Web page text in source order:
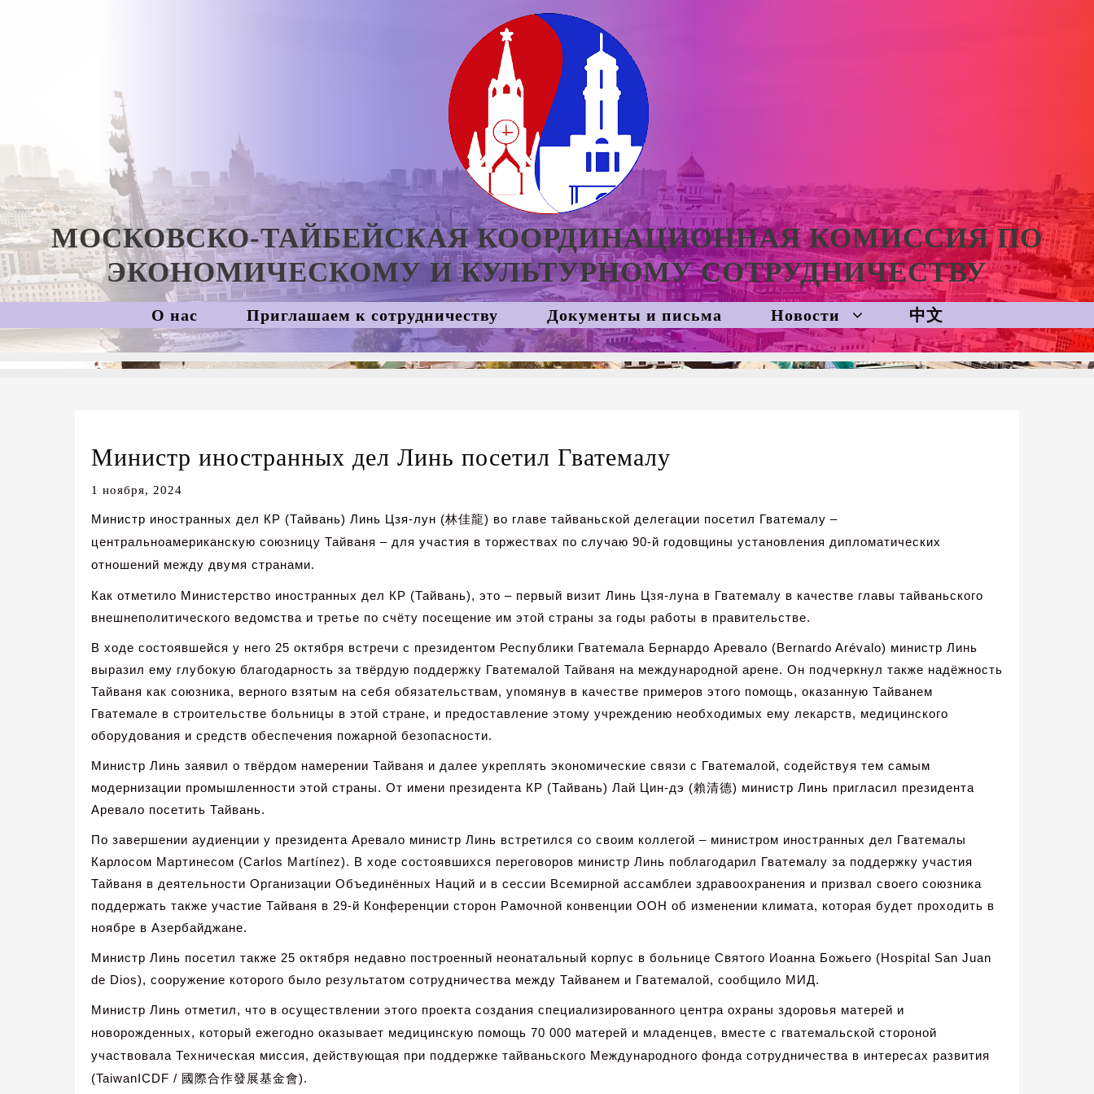
МОСКОВСКО-ТАЙБЕЙСКАЯ КООРДИНАЦИОННАЯ КОМИССИЯ ПО
ЭКОНОМИЧЕСКОМУ И КУЛЬТУРНОМУ СОТРУДНИЧЕСТВУ
О нас Приглашаем к сотрудничеству Документы и письма Новости 中文
Министр иностранных дел Линь посетил Гватемалу
1 ноября, 2024
Министр иностранных дел КР (Тайвань) Линь Цзя-лун (林佳龍) во главе тайваньской делегации посетил Гватемалу –
центральноамериканскую союзницу Тайваня – для участия в торжествах по случаю 90-й годовщины установления дипломатических
отношений между двумя странами.
Как отметило Министерство иностранных дел КР (Тайвань), это – первый визит Линь Цзя-луна в Гватемалу в качестве главы тайваньского
внешнеполитического ведомства и третье по счёту посещение им этой страны за годы работы в правительстве.
В ходе состоявшейся у него 25 октября встречи с президентом Республики Гватемала Бернардо Аревало (Bernardo Arévalo) министр Линь
выразил ему глубокую благодарность за твёрдую поддержку Гватемалой Тайваня на международной арене. Он подчеркнул также надёжность
Тайваня как союзника, верного взятым на себя обязательствам, упомянув в качестве примеров этого помощь, оказанную Тайванем
Гватемале в строительстве больницы в этой стране, и предоставление этому учреждению необходимых ему лекарств, медицинского
оборудования и средств обеспечения пожарной безопасности.
Министр Линь заявил о твёрдом намерении Тайваня и далее укреплять экономические связи с Гватемалой, содействуя тем самым
модернизации промышленности этой страны. От имени президента КР (Тайвань) Лай Цин-дэ (賴清德) министр Линь пригласил президента
Аревало посетить Тайвань.
По завершении аудиенции у президента Аревало министр Линь встретился со своим коллегой – министром иностранных дел Гватемалы
Карлосом Мартинесом (Carlos Martínez). В ходе состоявшихся переговоров министр Линь поблагодарил Гватемалу за поддержку участия
Тайваня в деятельности Организации Объединённых Наций и в сессии Всемирной ассамблеи здравоохранения и призвал своего союзника
поддержать также участие Тайваня в 29-й Конференции сторон Рамочной конвенции ООН об изменении климата, которая будет проходить в
ноябре в Азербайджане.
Министр Линь посетил также 25 октября недавно построенный неонатальный корпус в больнице Святого Иоанна Божьего (Hospital San Juan
de Dios), сооружение которого было результатом сотрудничества между Тайванем и Гватемалой, сообщило МИД.
Министр Линь отметил, что в осуществлении этого проекта создания специализированного центра охраны здоровья матерей и
новорожденных, который ежегодно оказывает медицинскую помощь 70 000 матерей и младенцев, вместе с гватемальской стороной
участвовала Техническая миссия, действующая при поддержке тайваньского Международного фонда сотрудничества в интересах развития
(TaiwanICDF / 國際合作發展基金會).